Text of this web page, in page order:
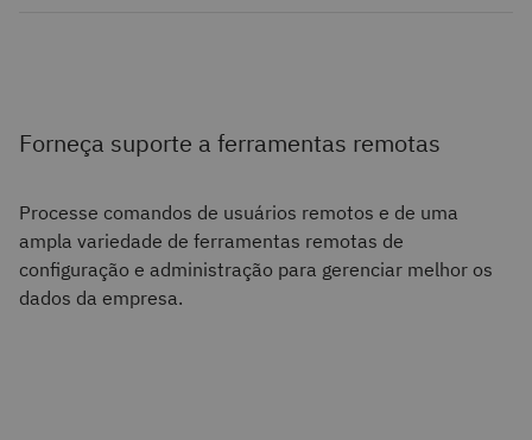
Forneça suporte a ferramentas remotas
Processe comandos de usuários remotos e de uma
ampla variedade de ferramentas remotas de
configuração e administração para gerenciar melhor os
dados da empresa.